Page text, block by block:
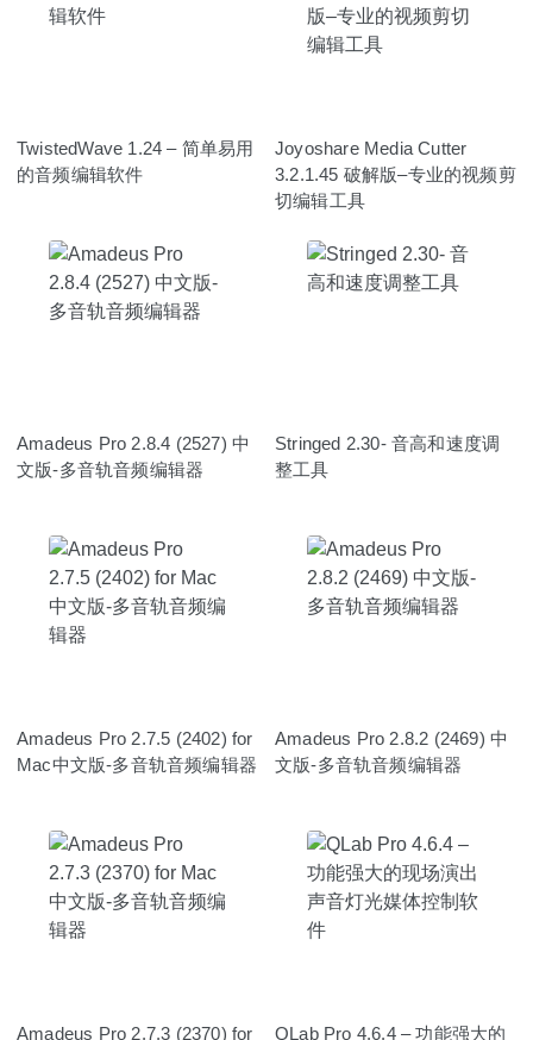
TwistedWave 1.24 – 简单易用
的音频编辑软件
Joyoshare Media Cutter
3.2.1.45 破解版–专业的视频剪
切编辑工具
Amadeus Pro 2.8.4 (2527) 中
文版-多音轨音频编辑器
Stringed 2.30- 音高和速度调
整工具
Amadeus Pro 2.7.5 (2402) for
Mac中文版-多音轨音频编辑器
Amadeus Pro 2.8.2 (2469) 中
文版-多音轨音频编辑器
Amadeus Pro 2.7.3 (2370) for QLab Pro 4.6.4 – 功能强大的